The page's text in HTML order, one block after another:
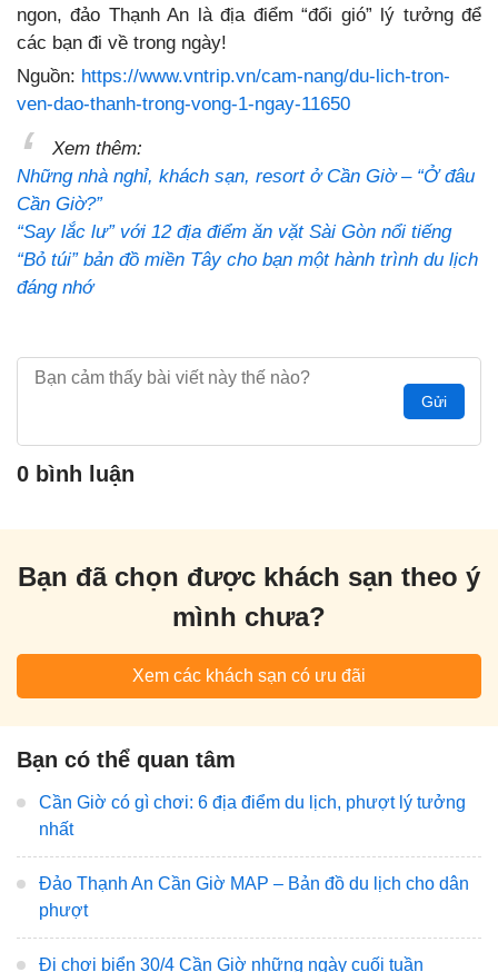
ngon, đảo Thạnh An là địa điểm “đổi gió” lý tưởng để
các bạn đi về trong ngày!
Nguồn: https://www.vntrip.vn/cam-nang/du-lich-tron-
ven-dao-thanh-trong-vong-1-ngay-11650
Xem thêm:
Những nhà nghỉ, khách sạn, resort ở Cần Giờ – “Ở đâu
Cần Giờ?”
“Say lắc lư” với 12 địa điểm ăn vặt Sài Gòn nổi tiếng
“Bỏ túi” bản đồ miền Tây cho bạn một hành trình du lịch
đáng nhớ
Gửi
0 bình luận
Bạn đã chọn được khách sạn theo ý
mình chưa?
Xem các khách sạn có ưu đãi
Bạn có thể quan tâm
Cần Giờ có gì chơi: 6 địa điểm du lịch, phượt lý tưởng
nhất
Đảo Thạnh An Cần Giờ MAP – Bản đồ du lịch cho dân
phượt
Đi chơi biển 30/4 Cần Giờ những ngày cuối tuần